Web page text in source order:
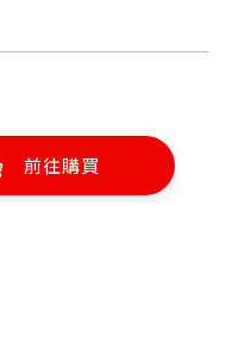
前往購買